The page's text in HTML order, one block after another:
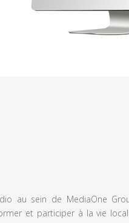
au sein de MediaOne
et participer à la vie